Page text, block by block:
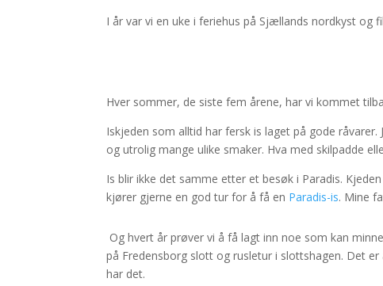
I år var vi en uke i feriehus på Sjællands nordkyst og
Hver sommer, de siste fem årene, har vi kommet
Iskjeden som alltid har fersk is laget på gode
og utrolig mange ulike smaker. Hva med skilpadde
Is blir ikke det samme etter et besøk i Paradis.
kjører gjerne en god tur for å få en Paradis-is. Mine
Og hvert år prøver vi å få lagt inn noe som kan
på Fredensborg slott og rusletur i slottshagen. Det
har det.